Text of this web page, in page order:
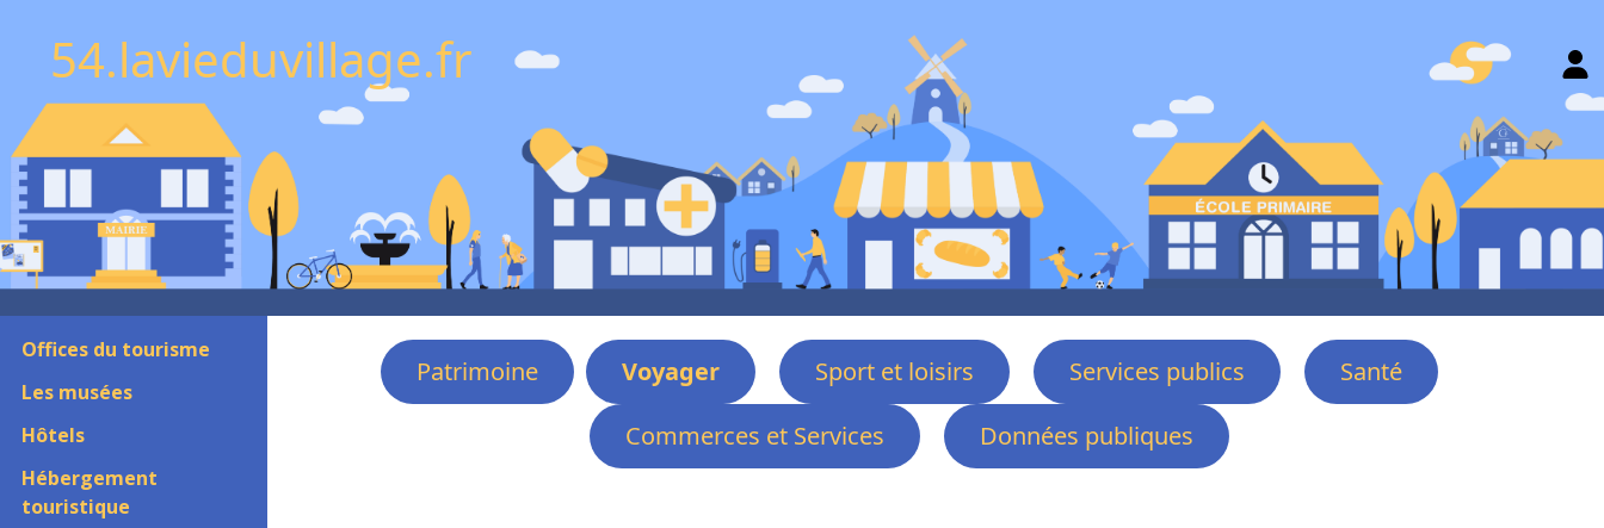
54.lavieduvillage.fr
Offices du tourisme
Les musées
Hôtels
Hébergement
touristique
Patrimoine Voyager Sport et loisirs Services publics
Santé
Commerces et Services
Données publiques